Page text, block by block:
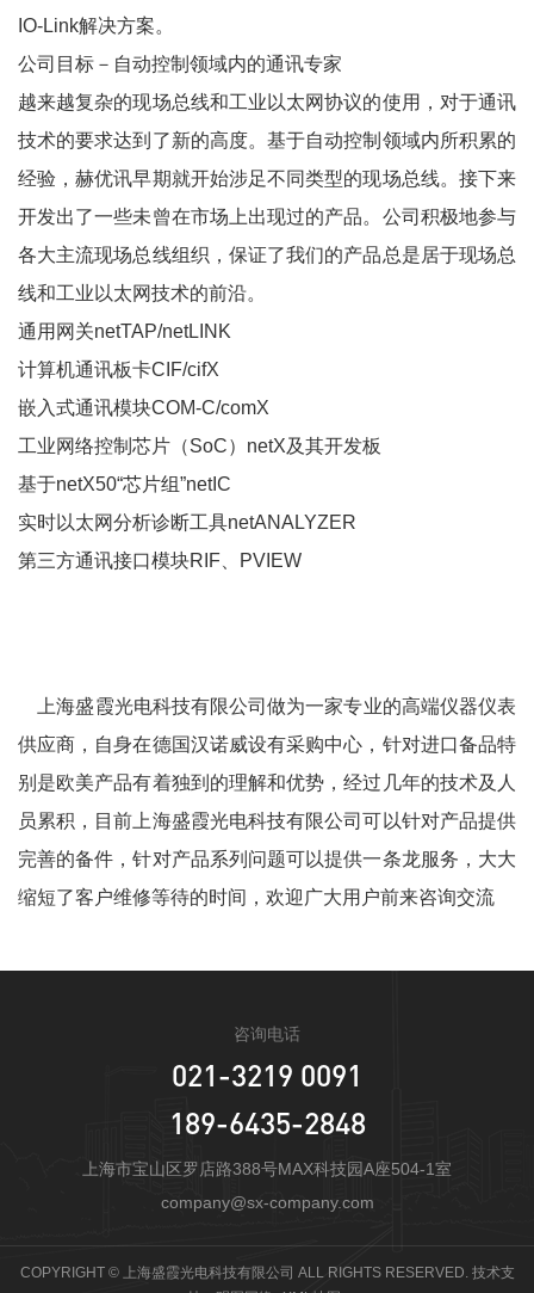
IO-Link解决方案。
公司目标－自动控制领域内的通讯专家
越来越复杂的现场总线和工业以太网协议的使用，对于通讯
技术的要求达到了新的高度。基于自动控制领域内所积累的
经验，赫优讯早期就开始涉足不同类型的现场总线。接下来
开发出了一些未曾在市场上出现过的产品。公司积极地参与
各大主流现场总线组织，保证了我们的产品总是居于现场总
线和工业以太网技术的前沿。
通用网关netTAP/netLINK
计算机通讯板卡CIF/cifX
嵌入式通讯模块COM-C/comX
工业网络控制芯片（SoC）netX及其开发板
基于netX50“芯片组”netIC
实时以太网分析诊断工具netANALYZER
第三方通讯接口模块RIF、PVIEW
上海盛霞光电科技有限公司做为一家专业的高端仪器仪表
供应商，自身在德国汉诺威设有采购中心，针对进口备品特
别是欧美产品有着独到的理解和优势，经过几年的技术及人
员累积，目前上海盛霞光电科技有限公司可以针对产品提供
完善的备件，针对产品系列问题可以提供一条龙服务，大大
缩短了客户维修等待的时间，欢迎广大用户前来咨询交流
咨询电话
021-3219 0091
189-6435-2848
上海市宝山区罗店路388号MAX科技园A座504-1室
company@sx-company.com
COPYRIGHT © 上海盛霞光电科技有限公司 ALL RIGHTS RESERVED. 技术支
立即提交